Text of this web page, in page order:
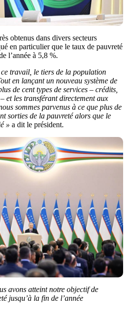
obtenus dans divers secteurs
en particulier que le taux de pauvreté
l’année à 5,8 %.
travail, le tiers de la population
en lançant un nouveau système de
de cent types de services – crédits,
et les transférant directement aux
sommes parvenus à ce que plus de
sorties de la pauvreté alors que le
» a dit le président.
avons atteint notre objectif de
jusqu’à la fin de l’année